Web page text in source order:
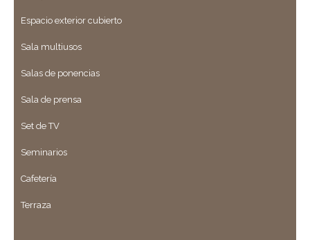
Espacio exterior cubierto
Sala multiusos
Salas de ponencias
Sala de prensa
Set de TV
Seminarios
Cafetería
Terraza